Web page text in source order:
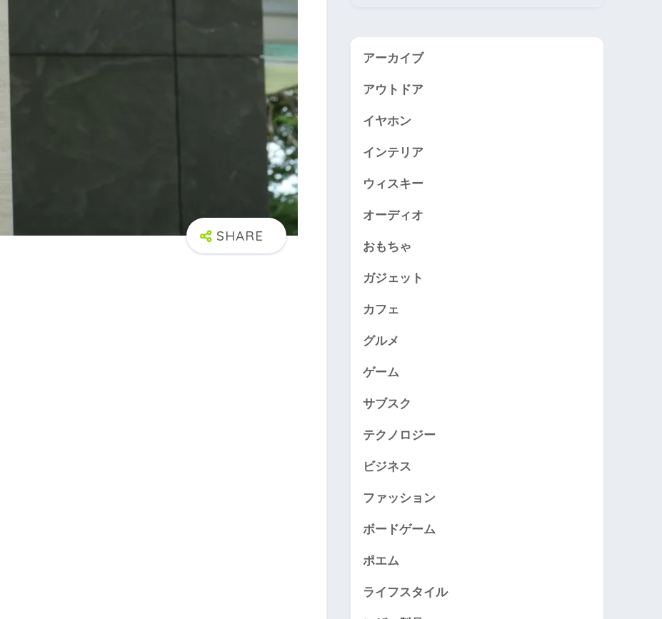
アーカイブ
アウトドア
イヤホン
インテリア
ウィスキー
オーディオ
おもちゃ
ガジェット
カフェ
グルメ
ゲーム
サブスク
テクノロジー
ビジネス
ファッション
ボードゲーム
ポエム
ライフスタイル